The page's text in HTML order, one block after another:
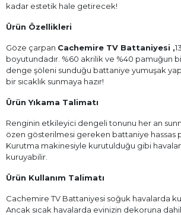
kadar estetik hale getirecek!
Ürün Özellikleri
Göze çarpan Cachemire TV Battaniyesi ,
boyutundadır. %60 akrilik ve %40 pamuğun
denge şöleni sunduğu battaniye yumuşak
bir sıcaklık sunmaya hazır!
Ürün Yıkama Talimatı
Renginin etkileyici dengeli tonunu her an
özen gösterilmesi gereken battaniye hassas
Kurutma makinesiyle kurutulduğu gibi
kuruyabilir.
Ürün Kullanım Talimatı
Cachemire TV Battaniyesi soğuk havalarda
Ancak sıcak havalarda evinizin dekoruna